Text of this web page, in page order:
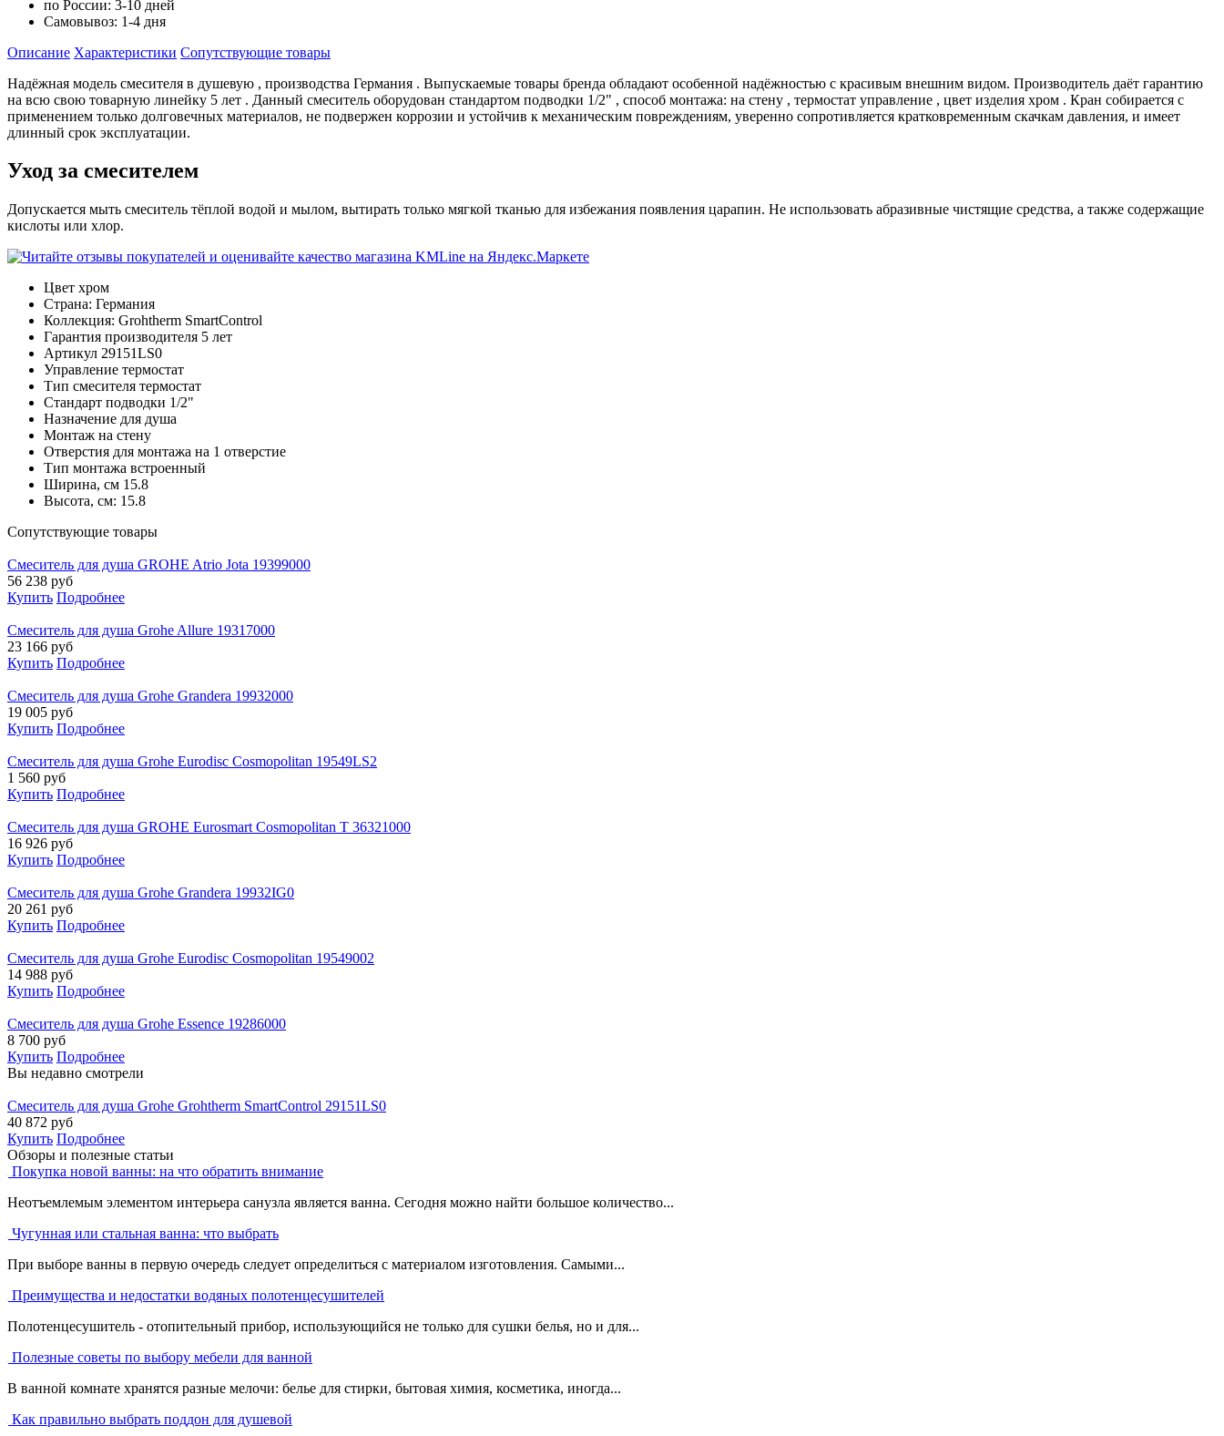
по России: 3-10 дней
Самовывоз: 1-4 дня
Описание Характеристики Cопутствующие товары
Надёжная модель смесителя в душевую , производства Германия . Выпускаемые товары бренда обладают особенной надёжностью с красивым внешним видом. Производитель даёт гарантию
на всю свою товарную линейку 5 лет . Данный смеситель оборудован стандартом подводки 1/2" , способ монтажа: на стену , термостат управление , цвет изделия хром . Кран собирается с
применением только долговечных материалов, не подвержен коррозии и устойчив к механическим повреждениям, уверенно сопротивляется кратковременным скачкам давления, и имеет
длинный срок эксплуатации.
Уход за смесителем
Допускается мыть смеситель тёплой водой и мылом, вытирать только мягкой тканью для избежания появления царапин. Не использовать абразивные чистящие средства, а также содержащие
кислоты или хлор.
Цвет хром
Страна: Германия
Коллекция: Grohtherm SmartControl
Гарантия производителя 5 лет
Артикул 29151LS0
Управление термостат
Тип смесителя термостат
Стандарт подводки 1/2"
Назначение для душа
Монтаж на стену
Отверстия для монтажа на 1 отверстие
Тип монтажа встроенный
Ширина, см 15.8
Высота, см: 15.8
Cопутствующие товары
Смеситель для душа GROHE Atrio Jota 19399000
56 238 руб
Купить Подробнее
Смеситель для душа Grohe Allure 19317000
23 166 руб
Купить Подробнее
Смеситель для душа Grohe Grandera 19932000
19 005 руб
Купить Подробнее
Смеситель для душа Grohe Eurodisc Cosmopolitan 19549LS2
1 560 руб
Купить Подробнее
Смеситель для душа GROHE Eurosmart Cosmopolitan T 36321000
16 926 руб
Купить Подробнее
Смеситель для душа Grohe Grandera 19932IG0
20 261 руб
Купить Подробнее
Смеситель для душа Grohe Eurodisc Cosmopolitan 19549002
14 988 руб
Купить Подробнее
Смеситель для душа Grohe Essence 19286000
8 700 руб
Купить Подробнее
Вы недавно смотрели
Смеситель для душа Grohe Grohtherm SmartControl 29151LS0
40 872 руб
Купить Подробнее
Обзоры и полезные статьи
Покупка новой ванны: на что обратить внимание
Неотъемлемым элементом интерьера санузла является ванна. Сегодня можно найти большое количество...
Чугунная или стальная ванна: что выбрать
При выборе ванны в первую очередь следует определиться с материалом изготовления. Самыми...
Преимущества и недостатки водяных полотенцесушителей
Полотенцесушитель - отопительный прибор, использующийся не только для сушки белья, но и для...
Полезные советы по выбору мебели для ванной
В ванной комнате хранятся разные мелочи: белье для стирки, бытовая химия, косметика, иногда...
Как правильно выбрать поддон для душевой